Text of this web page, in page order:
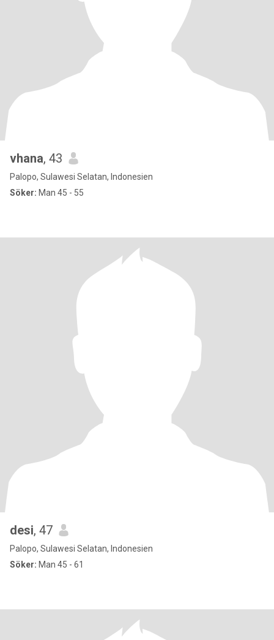
vhana, 43
Palopo, Sulawesi Selatan, Indonesien
Söker: Man 45 - 55
desi, 47
Palopo, Sulawesi Selatan, Indonesien
Söker: Man 45 - 61